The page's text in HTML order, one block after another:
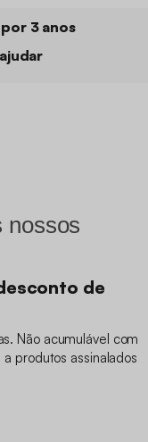
3 anos
nossos
de
Não acumulável com
produtos assinalados